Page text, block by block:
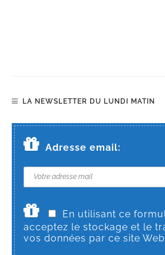
LA NEWSLETTER DU LUNDI MATIN
Adresse email:
En utilisant ce
acceptez le stockage et le
vos données par ce site